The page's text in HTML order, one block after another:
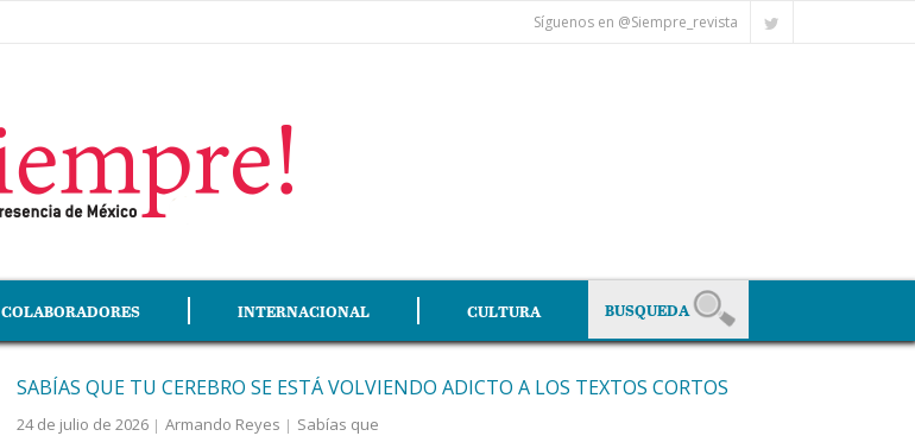
Síguenos en @Siempre_revista
COLABORADORES INTERNACIONAL CULTURA
SABÍAS QUE TU CEREBRO SE ESTÁ VOLVIENDO ADICTO A LOS TEXTOS CORTOS
24 de julio de 2026 Armando Reyes
Sabías que